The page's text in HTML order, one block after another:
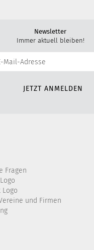
Newsletter
Immer aktuell bleiben!
Fragen
und Firmen